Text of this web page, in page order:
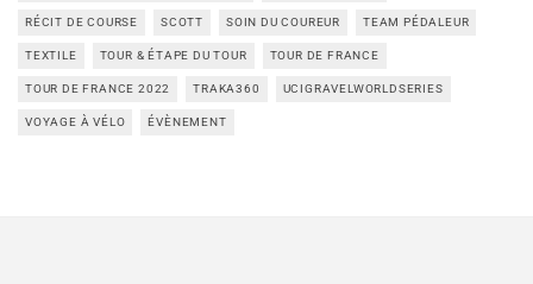
RÉCIT DE COURSE SCOTT SOIN DU COUREUR TEAM PÉDALEUR
TEXTILE TOUR & ÉTAPE DU TOUR TOUR DE FRANCE
TOUR DE FRANCE 2022 TRAKA360 UCIGRAVELWORLDSERIES
VOYAGE À VÉLO ÉVÈNEMENT